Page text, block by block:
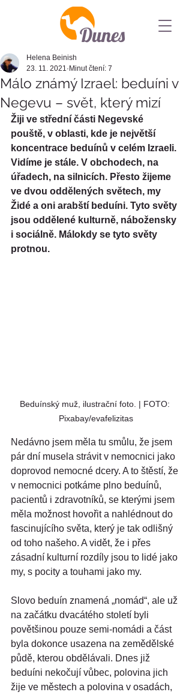
Dunes
Málo známý Izrael: beduíni v
Negevu – svět, který mizí
Helena Beinish
23. 11. 2021 Minut čtení: 7
Žiji ve střední části Negevské
pouště, v oblasti, kde je největší
koncentrace beduínů v celém Izraeli.
Vidíme je stále. V obchodech, na
úřadech, na silnicích. Přesto žijeme
ve dvou oddělených světech, my
Židé a oni arabští beduíni. Tyto světy
jsou oddělené kulturně, nábožensky
i sociálně. Málokdy se tyto světy
protnou.
Beduínský muž, ilustrační foto. | FOTO:
Pixabay/evafelizitas
Nedávno jsem měla tu smůlu, že jsem
pár dní musela strávit v nemocnici jako
doprovod nemocné dcery. A to štěstí, že
v nemocnici potkáme plno beduínů,
pacientů i zdravotníků, se kterými jsem
měla možnost hovořit a nahlédnout do
fascinujícího světa, který je tak odlišný
od toho našeho. A vidět, že i přes
zásadní kulturní rozdíly jsou to lidé jako
my, s pocity a touhami jako my.
Slovo beduín znamená „nomád“, ale už
na začátku dvacátého století byli
povětšinou pouze semi-nomádi a část
byla dokonce usazena na zemědělské
půdě, kterou obdělávali. Dnes již
beduíni nekočují vůbec, polovina jich
žije ve městech a polovina v osadách,